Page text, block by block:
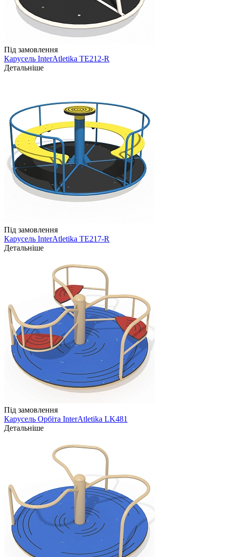
Під замовлення
Карусель InterAtletika TE212-R
Детальніше
Під замовлення
Карусель InterAtletika TE217-R
Детальніше
Під замовлення
Карусель Орбіта InterAtletika LK481
Детальніше